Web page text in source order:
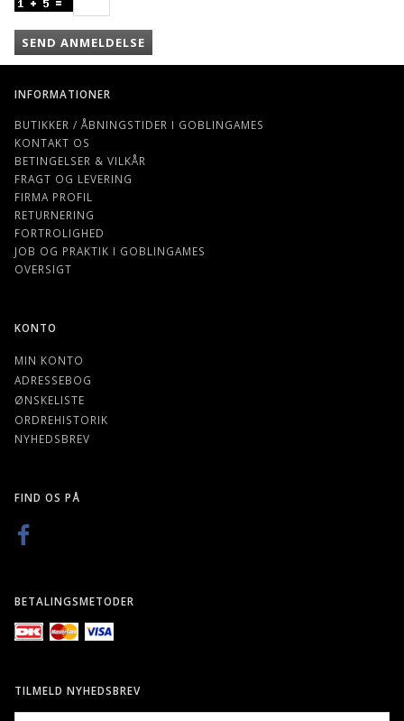
SEND ANMELDELSE
INFORMATIONER
BUTIKKER / ÅBNINGSTIDER I GOBLINGAMES
KONTAKT OS
BETINGELSER & VILKÅR
FRAGT OG LEVERING
FIRMA PROFIL
RETURNERING
FORTROLIGHED
JOB OG PRAKTIK I GOBLINGAMES
OVERSIGT
KONTO
MIN KONTO
ADRESSEBOG
ØNSKELISTE
ORDREHISTORIK
NYHEDSBREV
FIND OS PÅ
BETALINGSMETODER
TILMELD NYHEDSBREV